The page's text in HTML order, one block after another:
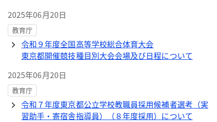
2025年06月20日
教育庁
令和９年度全国高等学校総合体育大会
東京都開催競技種目別大会会場及び日程について
2025年06月20日
教育庁
令和７年度東京都公立学校教職員採用候補者選考（実
習助手・寄宿舎指導員）（８年度採用）について